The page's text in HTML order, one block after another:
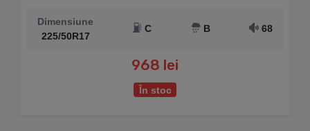
Dimensiune
225/50R17
C B 68
968 lei
În stoc